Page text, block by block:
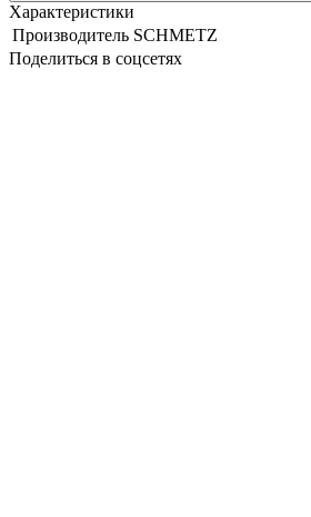
Характеристики
Производитель SCHMETZ
Поделиться в соцсетях